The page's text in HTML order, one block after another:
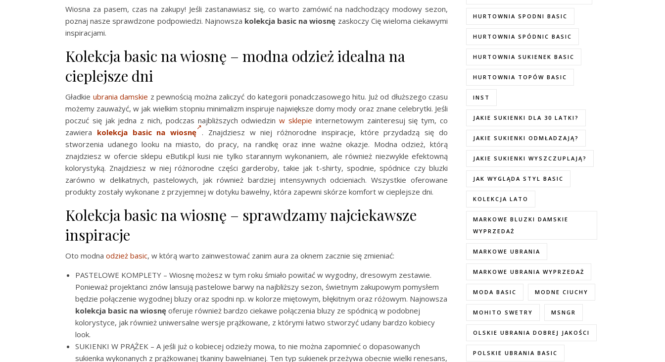
Wiosna za pasem, czas na zakupy! Jeśli zastanawiasz się, co warto zamówić na nadchodzący modowy sezon,
poznaj nasze sprawdzone podpowiedzi. Najnowsza kolekcja basic na wiosnę zaskoczy Cię wieloma ciekawymi
inspiracjami.
Kolekcja basic na wiosnę – modna odzież idealna na
cieplejsze dni
Gładkie ubrania damskie z pewnością można zaliczyć do kategorii ponadczasowego hitu. Już od dłuższego czasu
możemy zauważyć, w jak wielkim stopniu minimalizm inspiruje największe domy mody oraz znane celebrytki. Jeśli
poczuć się jak jedna z nich, podczas najbliższych odwiedzinw sklepie internetowym zainteresuj się tym, co
zawiera kolekcja basic na wiosnę . Znajdziesz w niej różnorodne inspiracje, które przydadzą się do
stworzenia udanego looku na miasto, do pracy, na randkę oraz inne ważne okazje. Modna odzież, którą
znajdziesz w ofercie sklepu eButik.pl kusi nie tylko starannym wykonaniem, ale również niezwykle efektowną
kolorystyką. Znajdziesz w niej różnorodne części garderoby, takie jak t-shirty, spodnie, spódnice czy bluzki
zarówno w delikatnych, pastelowych, jak również bardziej intensywnych odcieniach. Wszystkie oferowane
produkty zostały wykonane z przyjemnej w dotyku bawełny, która zapewni skórze komfort w cieplejsze dni.
Kolekcja basic na wiosnę – sprawdzamy najciekawsze
inspiracje
Oto modna odzież basic, w którą warto zainwestować zanim aura za oknem zacznie się zmieniać:
PASTELOWE KOMPLETY – Wiosnę możesz w tym roku śmiało powitać w wygodny, dresowym zestawie.
Ponieważ projektanci znów lansują pastelowe barwy na najbliższy sezon, świetnym zakupowym pomysłem
będzie połączenie wygodnej bluzy oraz spodni np. w kolorze miętowym, błękitnym oraz różowym. Najnowsza
kolekcja basic na wiosnę oferuje również bardzo ciekawe połączenia bluzy ze spódnicą w podobnej
kolorystyce, jak również uniwersalne wersje prążkowane, z którymi łatwo stworzyć udany bardzo kobiecy
look.
SUKIENKI W PRĄŻEK – A jeśli już o kobiecej odzieży mowa, to nie można zapomnieć o dopasowanych
sukienka wykonanych z prążkowanej tkaniny bawełnianej. Ten typ sukienek przeżywa obecnie wielki renesans,
HURTOWNIA SPODNI BASIC
HURTOWNIA SPÓDNIC BASIC
HURTOWNIA SUKIENEK BASIC
HURTOWNIA TOPÓW BASIC
INST
JAKIE SUKIENKI DLA 30 LATKI?
JAKIE SUKIENKI ODMŁADZAJĄ?
JAKIE SUKIENKI WYSZCZUPLAJĄ?
JAK WYGLĄDA STYL BASIC
KOLEKCJA LATO
MARKOWE BLUZKI DAMSKIE
WYPRZEDAŻ
MARKOWE UBRANIA
MARKOWE UBRANIA WYPRZEDAŻ
MODA BASIC MODNE CIUCHY
MOHITO SWETRY MSNGR
OLSKIE UBRANIA DOBREJ JAKOŚCI
POLSKIE UBRANIA BASIC